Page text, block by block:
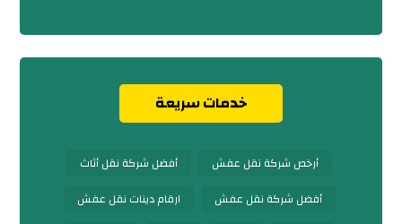
خدمات سريعة
أرخص شركة نقل عفش
أفضل شركة نقل أثاث
أفضل شركة نقل عفش
ارقام دينات نقل عفش